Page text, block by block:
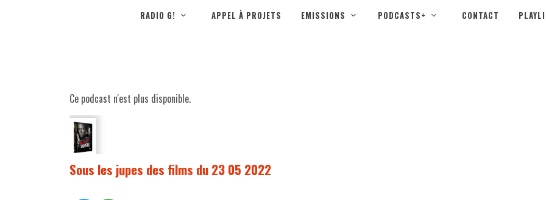
RADIO G! APPEL À PROJETS EMISSIONS PODCASTS+ CONTACT
Ce podcast n'est plus disponible.
Sous les jupes des films du 23 05 2022